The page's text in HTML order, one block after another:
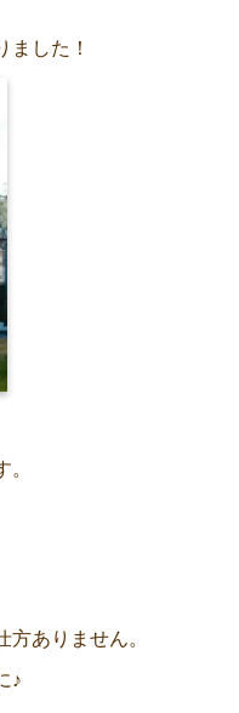
した！
ありません。
♪